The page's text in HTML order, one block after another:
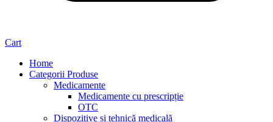
Cart
Home
Categorii Produse
Medicamente
Medicamente cu prescripție
OTC
Dispozitive și tehnică medicală